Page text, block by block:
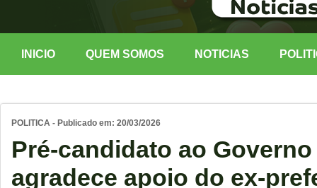
INICIO QUEM SOMOS NOTICIAS
POLITICA - Publicado em: 20/03/2026
Pré-candidato ao
agradece apoio do ex-